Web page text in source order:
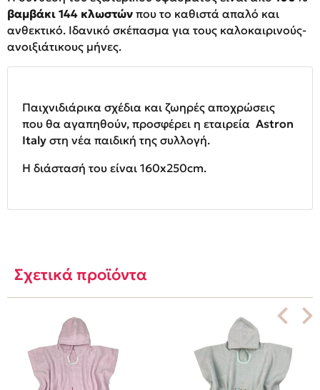
βαμβάκι 144 κλωστών που το καθιστά απαλό και
ανθεκτικό. Ιδανικό σκέπασμα για τους καλοκαιρινούς-
ανοιξιάτικους μήνες.
Παιχνιδιάρικα σχέδια και ζωηρές αποχρώσεις
που θα αγαπηθούν, προσφέρει η εταιρεία Astron
Italy στη νέα παιδική της συλλογή.
Η διάστασή του είναι 160x250cm.
Σχετικά προϊόντα